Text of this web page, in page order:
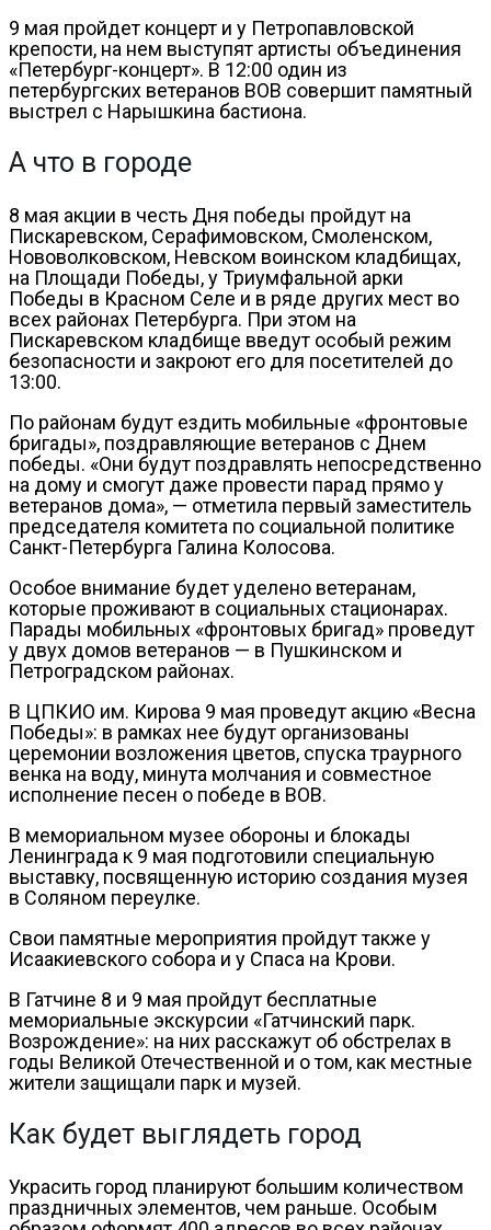
9 мая пройдет концерт и у Петропавловской
крепости, на нем выступят артисты объединения
«Петербург-концерт». В 12:00 один из
петербургских ветеранов ВОВ совершит памятный
выстрел с Нарышкина бастиона.
А что в городе
8 мая акции в честь Дня победы пройдут на
Пискаревском, Серафимовском, Смоленском,
Нововолковском, Невском воинском кладбищах,
на Площади Победы, у Триумфальной арки
Победы в Красном Селе и в ряде других мест во
всех районах Петербурга. При этом на
Пискаревском кладбище введут особый режим
безопасности и закроют его для посетителей до
13:00.
По районам будут ездить мобильные «фронтовые
бригады», поздравляющие ветеранов с Днем
победы. «Они будут поздравлять непосредственно
на дому и смогут даже провести парад прямо у
ветеранов дома», — отметила первый заместитель
председателя комитета по социальной политике
Санкт-Петербурга Галина Колосова.
Особое внимание будет уделено ветеранам,
которые проживают в социальных стационарах.
Парады мобильных «фронтовых бригад» проведут
у двух домов ветеранов — в Пушкинском и
Петроградском районах.
В ЦПКИО им. Кирова 9 мая проведут акцию «Весна
Победы»: в рамках нее будут организованы
церемонии возложения цветов, спуска траурного
венка на воду, минута молчания и совместное
исполнение песен о победе в ВОВ.
В мемориальном музее обороны и блокады
Ленинграда к 9 мая подготовили специальную
выставку, посвященную историю создания музея
в Соляном переулке.
Свои памятные мероприятия пройдут также у
Исаакиевского собора и у Спаса на Крови.
В Гатчине 8 и 9 мая пройдут бесплатные
мемориальные экскурсии «Гатчинский парк.
Возрождение»: на них расскажут об обстрелах в
годы Великой Отечественной и о том, как местные
жители защищали парк и музей.
Как будет выглядеть город
Украсить город планируют большим количеством
праздничных элементов, чем раньше. Особым